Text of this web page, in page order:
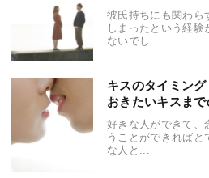
彼氏持ちにも関わら
しまったという経
ないでし...
キスのタイミン
おきたいキスま
好きな人ができて、
うことができればと
な人と...